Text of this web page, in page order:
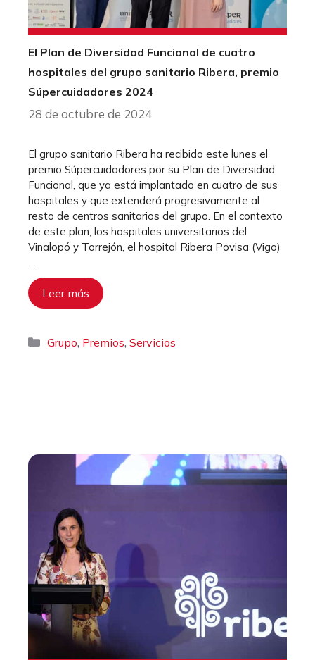
El Plan de Diversidad Funcional de cuatro
hospitales del grupo sanitario Ribera, premio
Súpercuidadores 2024
28 de octubre de 2024
El grupo sanitario Ribera ha recibido este lunes el
premio Súpercuidadores por su Plan de Diversidad
Funcional, que ya está implantado en cuatro de sus
hospitales y que extenderá progresivamente al
resto de centros sanitarios del grupo. En el contexto
de este plan, los hospitales universitarios del
Vinalopó y Torrejón, el hospital Ribera Povisa (Vigo)
Leer más
Categorías
Grupo, Premios,Servicios